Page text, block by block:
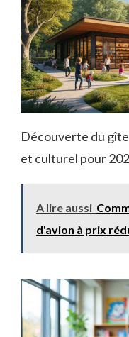
Découverte du
et culturel pour
A lire aussi
d'avion à prix